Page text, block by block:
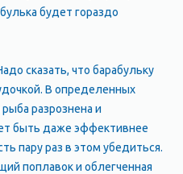
будет гораздо
сказать, что барабульку
В определенных
разрознена и
быть даже эффективнее
пару раз в этом убедиться.
поплавок и облегченная